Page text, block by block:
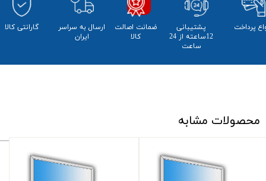
پرداخت
پشتیبانی
12ساعته از 24
ساعت
ضمانت اصالت
کالا
​ارسال به سراسر
ایران
​​گارانتی کالا
محصولات مشابه